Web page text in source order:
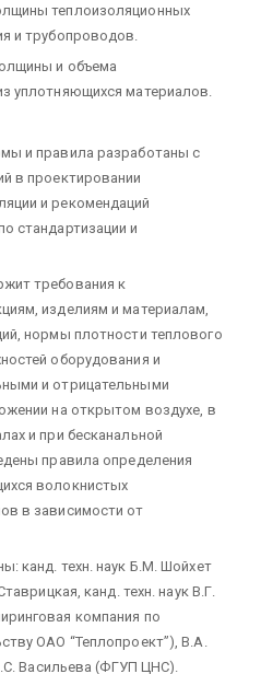
теплоизоляционных
и трубопроводов.
и объема
уплотняющихся материалов.
и правила разработаны с
в проектировании
и рекомендаций
стандартизации и
требования к
изделиям и материалам,
нормы плотности теплового
оборудования и
и отрицательными
на открытом воздухе, в
и при бесканальной
правила определения
волокнистых
в зависимости от
канд. техн. наук Б.М. Шойхет
канд. техн. наук В.Г.
компания по
ОАО “Теплопроект”), В.А.
Васильева (ФГУП ЦНС).